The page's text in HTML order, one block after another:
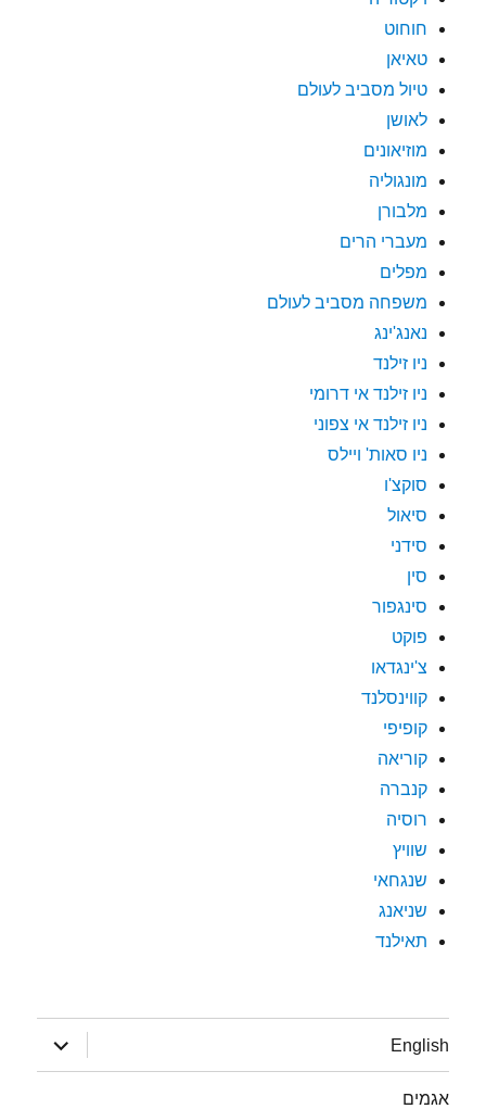
חוחוט
טאיאן
טיול מסביב לעולם
לאושן
מוזיאונים
מונגוליה
מלבורן
מעברי הרים
מפלים
משפחה מסביב לעולם
נאנג'ינג
ניו זילנד
ניו זילנד אי דרומי
ניו זילנד אי צפוני
ניו סאות' ויילס
סוקצ'ו
סיאול
סידני
סין
סינגפור
פוקט
צ'ינגדאו
קווינסלנד
קופיפי
קוריאה
קנברה
רוסיה
שוויץ
שנגחאי
שניאנג
תאילנד
English
הצג
תפריט
אגמים